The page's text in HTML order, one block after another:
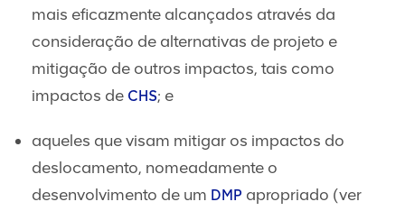
mais eficazmente alcançados através da
consideração de alternativas de projeto e
mitigação de outros impactos, tais como
impactos de CHS; e
aqueles que visam mitigar os impactos do
deslocamento, nomeadamente o
desenvolvimento de um DMP apropriado (ver